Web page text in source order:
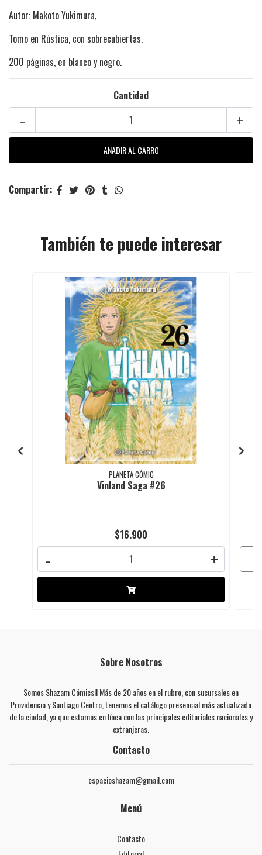
Autor: Makoto Yukimura,
Tomo en Rústica, con sobrecubiertas.
200 páginas, en blanco y negro.
Cantidad
+
-
Compartir:
También te puede interesar
PLANETA CÓMIC
Vinland Saga #26
$16.900
+
-
Sobre Nosotros
Somos Shazam Cómics!! Más de 20 años en el rubro, con sucursales en
Providencia y Santiago Centro, tenemos el catálogo presencial más actualizado
de la ciudad, ya que estamos en línea con las principales editoriales nacionales y
extranjeras.
Contacto
espacioshazam@gmail.com
Menú
Contacto